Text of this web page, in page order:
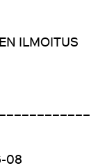
ILMOITUS
08